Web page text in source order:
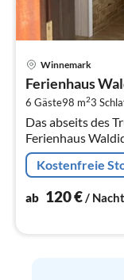
Winnemark
Ferienhaus
6 Gäste98 m23
Das abseits des
Ferienhaus
und einem
Voraussetzungen
Kostenfreie
ab 120€/ Nacht